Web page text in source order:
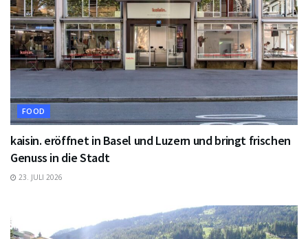
FOOD
kaisin. eröffnet in Basel und Luzern und bringt frischen
Genuss in die Stadt
23. JULI 2026